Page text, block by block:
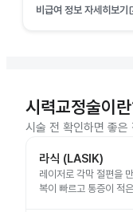
비급여 정보 자세히보기
시력교정술이
시술 전 확인하면 좋은
라식 (LASIK)
레이저로 각막 절편을
복이 빠르고 통증이 적